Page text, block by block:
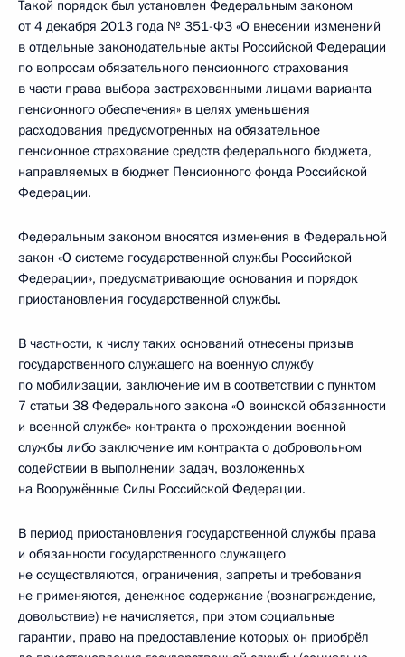
Такой порядок был установлен Федеральным законом
от 4 декабря 2013 года № 351-ФЗ «О внесении изменений
в отдельные законодательные акты Российской Федерации
по вопросам обязательного пенсионного страхования
в части права выбора застрахованными лицами варианта
пенсионного обеспечения» в целях уменьшения
расходования предусмотренных на обязательное
пенсионное страхование средств федерального бюджета,
направляемых в бюджет Пенсионного фонда Российской
Федерации.
Федеральным законом вносятся изменения в Федеральной
закон «О системе государственной службы Российской
Федерации», предусматривающие основания и порядок
приостановления государственной службы.
В частности, к числу таких оснований отнесены призыв
государственного служащего на военную службу
по мобилизации, заключение им в соответствии с пунктом
7 статьи 38 Федерального закона «О воинской обязанности
и военной службе» контракта о прохождении военной
службы либо заключение им контракта о добровольном
содействии в выполнении задач, возложенных
на Вооружённые Силы Российской Федерации.
В период приостановления государственной службы права
и обязанности государственного служащего
не осуществляются, ограничения, запреты и требования
не применяются, денежное содержание (вознаграждение,
довольствие) не начисляется, при этом социальные
гарантии, право на предоставление которых он приобрёл